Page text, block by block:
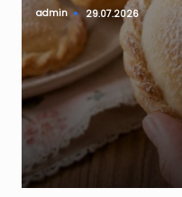
Запись
от
admin 29.07.2026